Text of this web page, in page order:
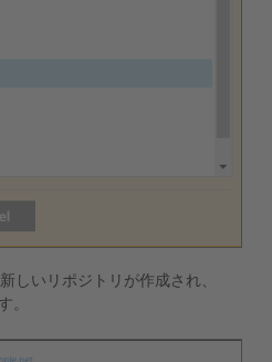
しいリポジトリが作成され、
。